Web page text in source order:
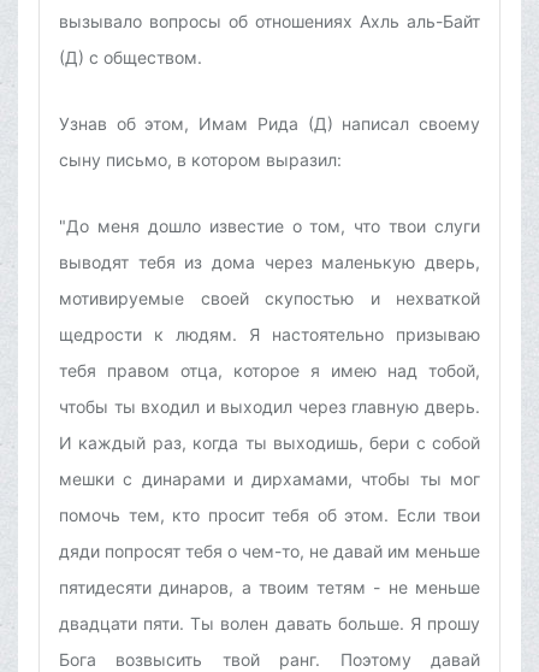
вызывало вопросы об отношениях Ахль аль-Байт
(Д) с обществом.
Узнав об этом, Имам Рида (Д) написал своему
сыну письмо, в котором выразил:
"До меня дошло известие о том, что твои слуги
выводят тебя из дома через маленькую дверь,
мотивируемые своей скупостью и нехваткой
щедрости к людям. Я настоятельно призываю
тебя правом отца, которое я имею над тобой,
чтобы ты входил и выходил через главную дверь.
И каждый раз, когда ты выходишь, бери с собой
мешки с динарами и дирхамами, чтобы ты мог
помочь тем, кто просит тебя об этом. Если твои
дяди попросят тебя о чем-то, не давай им меньше
пятидесяти динаров, а твоим тетям - не меньше
двадцати пяти. Ты волен давать больше. Я прошу
Бога возвысить твой ранг. Поэтому давай